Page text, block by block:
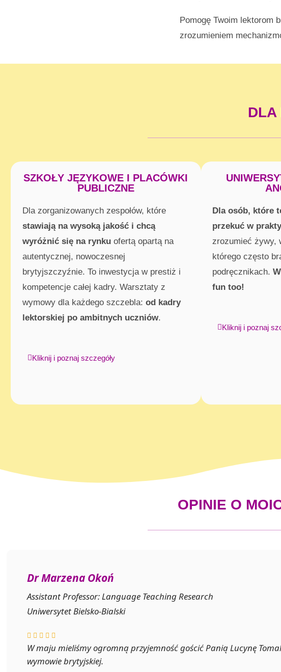
Pomogę Twoim lektorom
zrozumieniem
DLA
SZKOŁY JĘZYKOWE I PLACÓWKI
PUBLICZNE
Dla zorganizowanych zespołów, które
stawiają na wysoką jakość i chcą
wyróżnić się na rynkuofertą opartą na
autentycznej, nowoczesnej
brytyjszczyźnie. To inwestycja w prestiż i
kompetencje całej kadry. Warsztaty z
wymowy dla każdego szczebla: od kadry
lektorskiej po ambitnych uczniów.
Kliknij i poznaj szczegóły
Dla osób, które
przekuć w
zrozumieć żywy,
którego często
podręcznikach.
fun too!
Kliknij i poznaj
OPINIE O
Dr Marzena Okoń
Assistant Professor: Language Teaching Research
Uniwersytet Bielsko-Bialski
W maju mieliśmy ogromną przyjemność gościć Panią Lucynę
wymowie brytyjskiej.